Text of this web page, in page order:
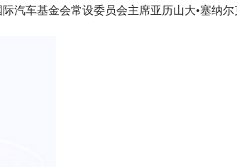
汽车基金会常设委员会主席亚历山大•塞纳